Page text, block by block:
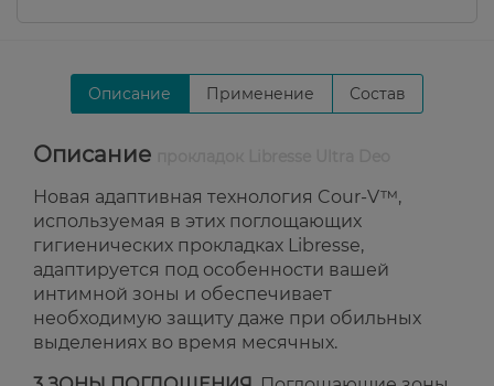
Описание Применение Состав
Описание
Новая адаптивная технология Cour-V™,
используемая в этих поглощающих
гигиенических прокладках Libresse,
адаптируется под особенности вашей
интимной зоны и обеспечивает
необходимую защиту даже при обильных
выделениях во время месячных.